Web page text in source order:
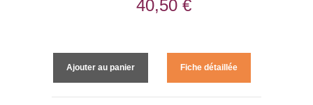
40,50 €
Ajouter au panier Fiche détaillée